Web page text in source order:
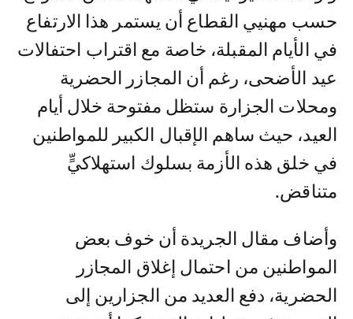
حسب مهنيي القطاع أن يستمر هذا الارتفاع
في الأيام المقبلة، خاصة مع اقتراب احتفالات
عيد الأضحى، رغم أن المجازر الحضرية
ومحلات الجزارة ستظل مفتوحة خلال أيام
العيد، حيث ساهم الإقبال الكبير للمواطنين
في خلق هذه الأزمة بسلوك استهلاكيٍّ
متناقض.
وأضاف مقال الجريدة أن خوف بعض
المواطنين من احتمال إغلاق المجازر
الحضرية، دفع العديد من الجزارين إلى